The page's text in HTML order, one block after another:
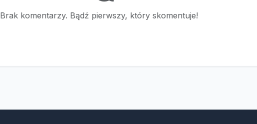
Brak komentarzy. Bądź pierwszy, który skomentuje!